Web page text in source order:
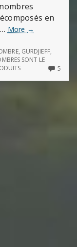
en
More
Dimensions
nombres
→
, GURDJIEFF,
SONT LE
5